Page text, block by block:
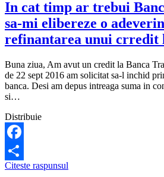
si
legal?
In cat timp ar trebui
sa-mi elibereze o
refinantarea unui crredit
Buna ziua, Am avut un credit la Banca
de 22 sept 2016 am solicitat sa-l inchid
banca. Desi am depus intreaga suma in
si…
Distribuie
Facebook
Share
Citeste raspunsul